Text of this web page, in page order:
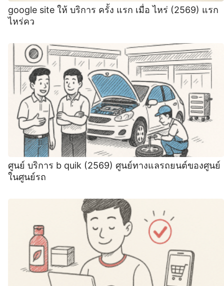
google site ให้ บริการ ครั้ง แรก เมื่อ ไหร่ (2569) แรก
ไหร่คว
ศูนย์ บริการ b quik (2569) ศูนย์ทางแลรถยนต์ของศูนย์
ในศูนย์รถ